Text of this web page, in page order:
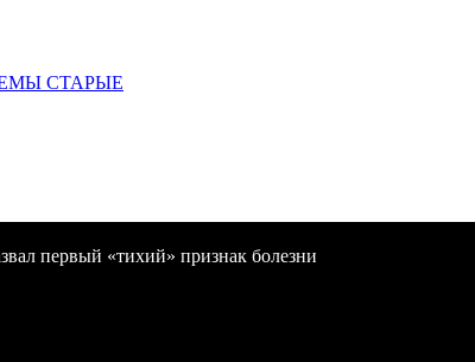
СТАРЫЕ
первый «тихий» признак болезни